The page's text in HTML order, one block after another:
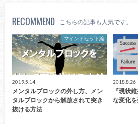
RECOMMEND こちらの記事も人気です。
マインドセット編
2019.5.14
メンタルブロックの外し方、メン
タルブロックから解放されて突き
抜ける方法
2018.8.26
『現状
な変化